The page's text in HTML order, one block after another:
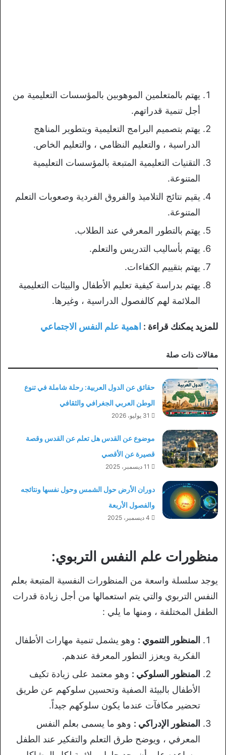
يهتم بالمتعلمين الموهوبين بالمؤسسات التعليمية من
أجل تنمية قدراتهم.
يهتم بتصميم البرامج التعليمية وبتطوير المناهج
الدراسية ، والتعليم النظامي ، والتعليم الخاص.
التقنيات التعليمية المتبعة بالمؤسسات التعليمية
المتنوعة.
يقيم نتائج التلاميذ والفروق الفردية وصعوبات التعلم
المتنوعة.
يهتم بالتطور المعرفي عند الطلاب.
يهتم بأساليب التدريس والتعلم.
يهتم بتقييم الكفاءات.
يهتم بدراسة كيفية تعليم الأطفال والبيئات التعليمية
الملائمة لهم كالفصول الدراسية ، وغيرها.
للمزيد يمكنك قراءة : اهمية علم النفس الاجتماعي
مقالات ذات صلة
حقائق عن الدول العربية: رحلة شاملة في تنوع
الوطن العربي الجغرافي والثقافي
31 يوليو، 2026
موضوع عن القدس هل تعلم عن القدس وقصة
قصيرة عن الأقصي
11 ديسمبر، 2025
دوران الأرض حول الشمس وحول نفسها ونتائجه
والفصول الأربعة
4 ديسمبر، 2025
منظورات علم النفس التربوي:
يوجد سلسلة واسعة من المنظورات النفسية المتبعة بعلم
النفس التربوي والتي يتم استعمالها من أجل زيادة قدرات
الطفل المختلفة ، ومنها ما يلي :
المنظور التنموي : وهو يشمل تنمية مهارات الأطفال
الفكرية ويعزز التطور المعرفة عندهم.
المنظور السلوكي : وهو معتمد على زيادة تكيف
الأطفال بالبيئة الصفية وتحسين سلوكهم عن طريق
تحضير مكافآت عندما يكون سلوكهم جيداً.
المنظور الإدراكي : وهو ما يسمى بعلم النفس
المعرفي ، ويوضح طرق التعلم والتفكير عند الطفل